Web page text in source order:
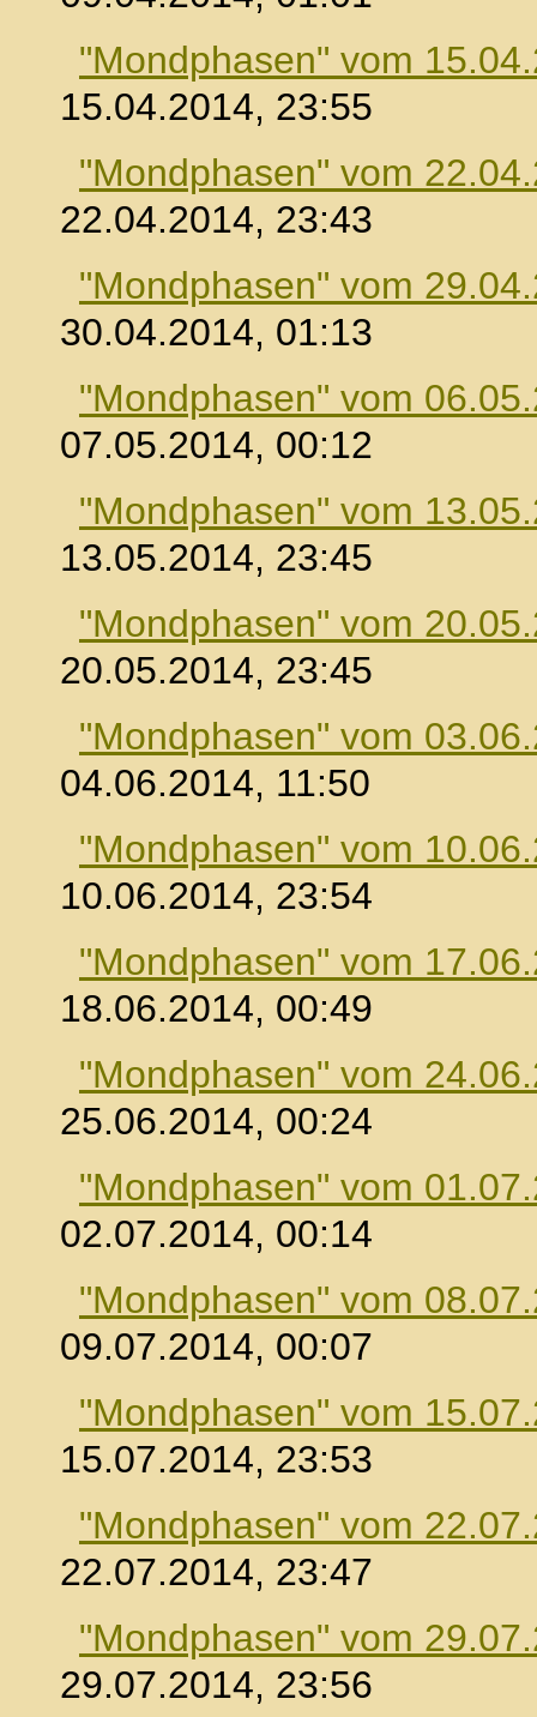
"Mondphasen" vom
15.04.2014, 23:55
"Mondphasen" vom
22.04.2014, 23:43
"Mondphasen" vom
30.04.2014, 01:13
"Mondphasen" vom
07.05.2014, 00:12
"Mondphasen" vom
13.05.2014, 23:45
"Mondphasen" vom
20.05.2014, 23:45
"Mondphasen" vom
04.06.2014, 11:50
"Mondphasen" vom
10.06.2014, 23:54
"Mondphasen" vom
18.06.2014, 00:49
"Mondphasen" vom
25.06.2014, 00:24
"Mondphasen" vom
02.07.2014, 00:14
"Mondphasen" vom
09.07.2014, 00:07
"Mondphasen" vom
15.07.2014, 23:53
"Mondphasen" vom
22.07.2014, 23:47
"Mondphasen" vom
29.07.2014, 23:56